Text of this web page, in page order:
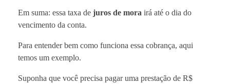
Em suma: essa taxa de juros de mora irá até o dia do
vencimento da conta.
Para entender bem como funciona essa cobrança, aqui
temos um exemplo.
Suponha que você precisa pagar uma prestação de R$